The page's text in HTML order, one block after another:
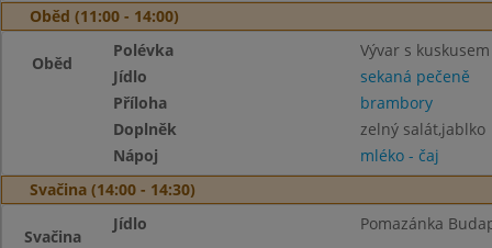
Oběd (11:00 - 14:00)
Oběd
Polévka
Vývar s kuskusem
Jídlo
sekaná pečeně
Příloha
brambory
Doplněk
zelný salát,jablko
Nápoj
mléko - čaj
Svačina (14:00 - 14:30)
Svačina
Jídlo Pomazánka